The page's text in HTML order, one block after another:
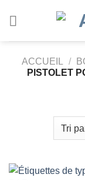
ACCUEIL /
PISTOLET